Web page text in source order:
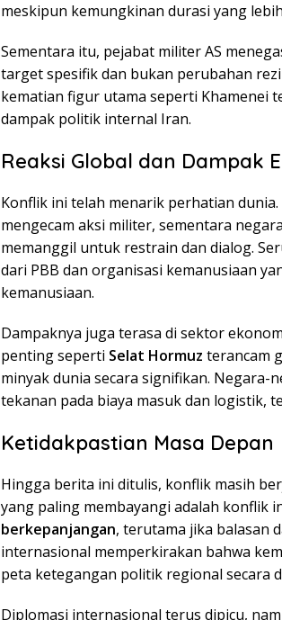
meskipun kemungkinan durasi yang
Sementara itu, pejabat militer AS
target spesifik dan bukan perubahan
kematian figur utama seperti Khamenei
dampak politik internal Iran.
Reaksi Global dan Dampak
Konflik ini telah menarik perhatian
mengecam aksi militer, sementara
memanggil untuk restrain dan dialog.
dari PBB dan organisasi kemanusiaan
kemanusiaan.
Dampaknya juga terasa di sektor
penting seperti Selat Hormuz terancam
minyak dunia secara signifikan.
tekanan pada biaya masuk dan logistik,
Ketidakpastian Masa Depan
Hingga berita ini ditulis, konflik masih
yang paling membayangi adalah konflik
berkepanjangan, terutama jika balasan
internasional memperkirakan bahwa
peta ketegangan politik regional secara
Diplomasi internasional terus dipicu,